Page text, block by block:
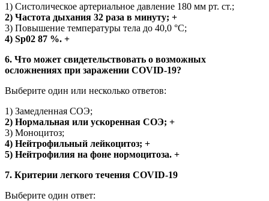
1) Систолическое артериальное давление 180 мм рт. ст.;
2) Частота дыхания 32 раза в минуту; +
3) Повышение температуры тела до 40,0 °С;
4) Sp02 87 %. +
6. Что может свидетельствовать о возможных
осложнениях при заражении COVID-19?
Выберите один или несколько ответов:
1) Замедленная СОЭ;
2) Нормальная или ускоренная СОЭ; +
3) Моноцитоз;
4) Нейтрофильный лейкоцитоз; +
5) Нейтрофилия на фоне нормоцитоза. +
7. Критерии легкого течения COVID-19
Выберите один ответ: